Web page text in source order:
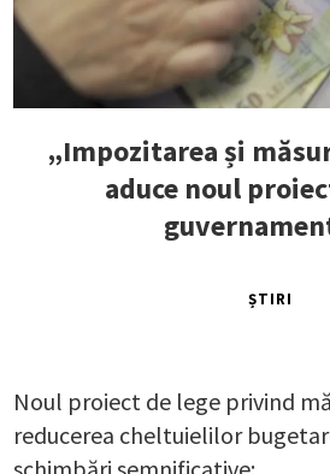
„Impozitarea și
aduce noul
ȘTIRI
Noul proiect de lege privind
reducerea cheltuielilor